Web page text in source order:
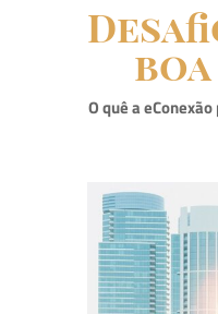
O quê a